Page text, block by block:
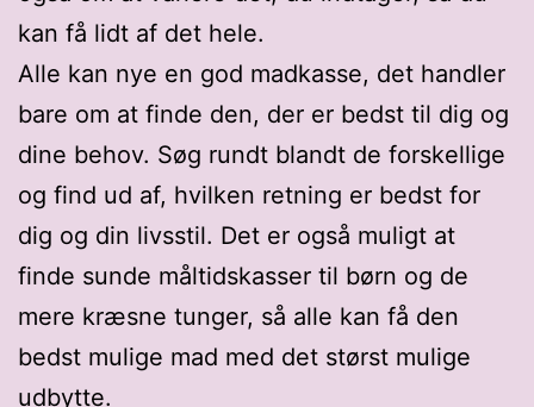
kan få lidt af det hele.
Alle kan nye en god madkasse, det handler
bare om at finde den, der er bedst til dig og
dine behov. Søg rundt blandt de forskellige
og find ud af, hvilken retning er bedst for
dig og din livsstil. Det er også muligt at
finde sunde måltidskasser til børn og de
mere kræsne tunger, så alle kan få den
bedst mulige mad med det størst mulige
udbytte.